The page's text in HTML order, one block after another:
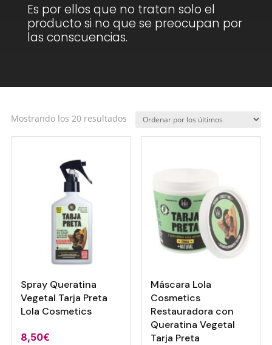
Es por ellos que no tratan solo el
producto si no que se preocupan por
las conscuencias.
Mostrando los 20 resultadosOrdenado
Spray Queratina
Vegetal Tarja Preta
Lola Cosmetics
8,50€
Máscara Lola
Cosmetics
Restauradora con
Queratina Vegetal
Tarja Preta